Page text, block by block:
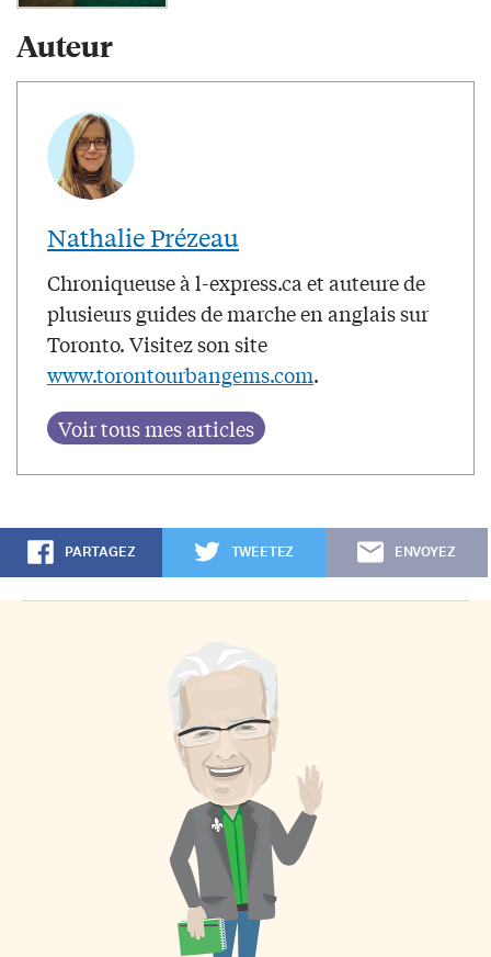
Auteur
Nathalie Prézeau
Chroniqueuse à l-express.ca et auteure de
plusieurs guides de marche en anglais sur
Toronto. Visitez son site
www.torontourbangems.com.
PARTAGEZ TWEETEZ ENVOYEZ